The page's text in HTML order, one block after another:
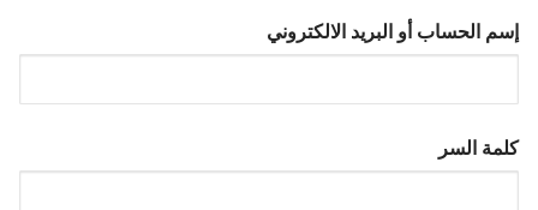
إسم الحساب أو البريد الالكتروني
كلمة السر